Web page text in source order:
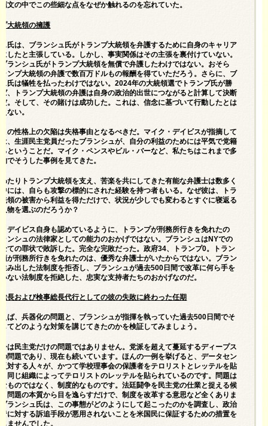
文の中でこの些細な点をなぜか触れるのを忘れていた。
大統領の擁護
氏は、ブランシュ氏がトランプ大統領を弁護するために自身のキャリア
したと主張している。しかし、事実関係はその主張を裏付けていない。
ランシュ氏がトランプ大統領を無償で弁護したわけではない。おそら
ンプ大統領の弁護で数百万ドルもの報酬を得ていただろう。さらに、ブ
氏は犠牲を払ったわけではない。2024年の大統領選でトランプ氏が勝
、トランプ大統領の弁護は自身の政治的出世につながると計算して決断
。そして、その賭けは成功した。これは、信念に基づいて行動したとは
ない。
の性格上の欠陥は失格事由となるべきだ。マイク・デイビスが指摘して
、生涯民主党員だったブランシュが、自分の利益のためには平気で党籍
ということだ。マイク・ペンスやビル・バーなど、私たちはこれまで多
でそうした事例を見てきた。
たりトランプ大統領を支え、苦楽を共にしてきた有能な弁護士は数多く
には、自らも攻撃の標的にされた経験を持つ者もいる。なぜ彼は、トラ
領の被害から利益を得ただけで、状況が少しでも変わるとすぐに寝返る
物を選ぶのだろうか？
デイビス自身も認めているように、トランプが刑務所行きを免れたの
ンシュの法律家としての能力のおかげではない。ブランシュはNYでの
ての罪状で敗訴した。完全な完敗だった。政府34、トランプ0。トラン
が刑務所行きを免れたのは、優秀な弁護士がいたからではない。ブラン
み出した法制度を拒否し、ブランシュが過去500日間で改革に何ら手を
ない法制度を拒絶した、忠実な支持者たちのおかげなのだ。
長および検事総長代行としての彼の失敗に終わった任期
ば、兵器化の問題と、ブランシュが指揮を執っていた過去500日間でそ
てどのような対策を講じてきたのかを検証してみましょう。
は民主党だけの問題ではありません。党派を超えて蔓延するディープス
問題であり、現在も続いています。ほんの一例を挙げると、データセン
対する人々が、かつて学校理事会の保護者をテロリストとレッテルを貼
同じ組織によってテロリストのレッテルを貼られているのです。問題は
ものではなく、制度的なものです。法廷闘争を民主党の仕業と捉える候
問題の本質から目を逸らすだけで、制度を改革する意思など全くありま
ランシュ氏は、この事態がどのようにして起こったのかを調査し、政治
に対する訴追手段が悪用されないことを米国民に保証するための措置を
ませんでした。